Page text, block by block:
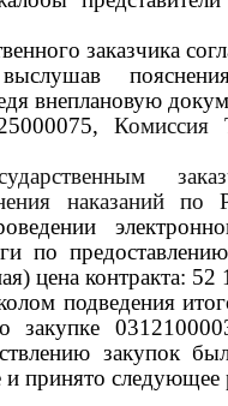
заказчика
выслушав
внеплановую
, Комиссия
ым
наказаний по
по
цена контракта:
подведения
закупке
закупок
и принято следующее